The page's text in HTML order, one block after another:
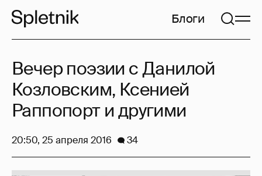
Блоги
Вечер поэзии с Данилой
Козловским, Ксенией
Раппопорт и другими
20:50, 25 апреля 2016 34